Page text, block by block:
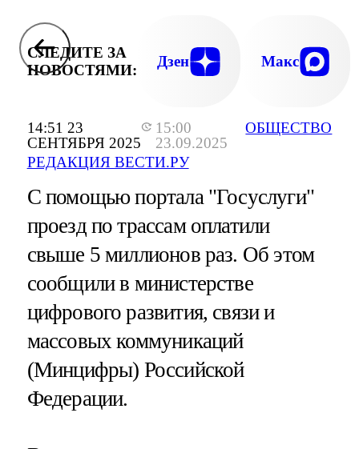
14:51 23
СЕНТЯБРЯ 2025
15:00
23.09.2025
РЕДАКЦИЯ ВЕСТИ.РУ
ОБЩЕСТВО
СЛЕДИТЕ ЗА
НОВОСТЯМИ:
Дзен Макс
С помощью портала "Госуслуги"
проезд по трассам оплатили
свыше 5 миллионов раз. Об этом
сообщили в министерстве
цифрового развития, связи и
массовых коммуникаций
(Минцифры) Российской
Федерации.